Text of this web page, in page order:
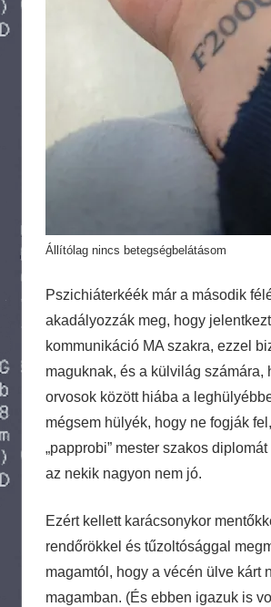
Állítólag nincs betegségbelátásom
Pszichiáterkéék már a második
akadályozzák meg, hogy
kommunikáció MA szakra, ezzel
maguknak, és a külvilág számára,
orvosok között hiába a
mégsem hülyék, hogy ne fogják
„papprobi” mester szakos
az nekik nagyon nem jó.
Ezért kellett karácsonykor
rendőrökkel és tűzoltósággal
magamtól, hogy a vécén ülve kárt
magamban. (És ebben igazuk is